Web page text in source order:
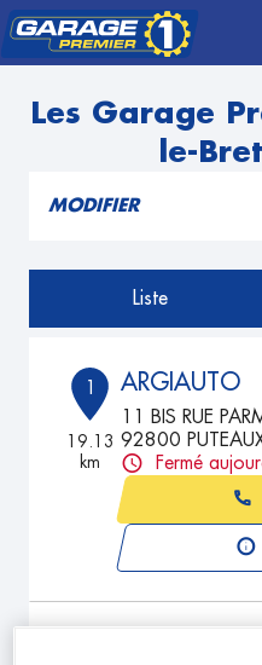
Les Garage
le-
MODIFIER
Liste
1
19.13
km
ARGIAUTO
11 BIS RUE
92800
Fermé